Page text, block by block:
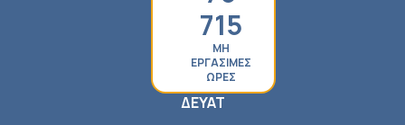
715
ΜΗ
ΕΡΓΑΣΙΜΕΣ
ΩΡΕΣ
ΔΕΥΑΤ